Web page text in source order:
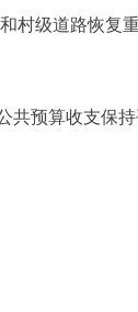
村级道路恢复
预算收支保持